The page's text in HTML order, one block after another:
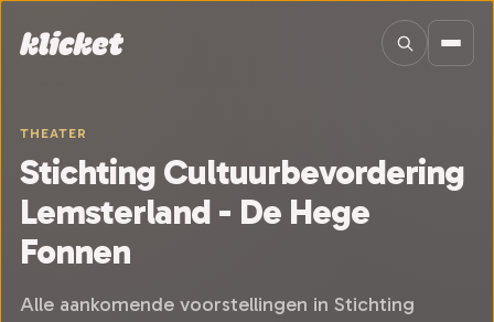
THEATER
Stichting Cultuurbevordering
Lemsterland - De Hege
Fonnen
Alle aankomende voorstellingen in Stichting